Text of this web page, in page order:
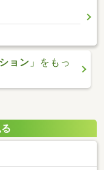
ョン 」をもっ